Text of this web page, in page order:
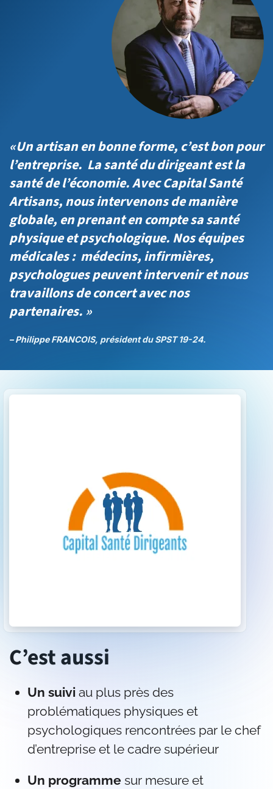
«Un artisan en bonne forme, c’est bon pour
l’entreprise. La santé du dirigeant est la
santé de l’économie. Avec Capital Santé
Artisans, nous intervenons de manière
globale, en prenant en compte sa santé
physique et psychologique. Nos équipes
médicales : médecins, infirmières,
psychologues peuvent intervenir et nous
travaillons de concert avec nos
partenaires. »
– Philippe FRANCOIS, président du SPST 19-24.
C’est aussi
Un suivi au plus près des
problématiques physiques et
psychologiques rencontrées par le chef
d’entreprise et le cadre supérieur
Un programme sur mesure et